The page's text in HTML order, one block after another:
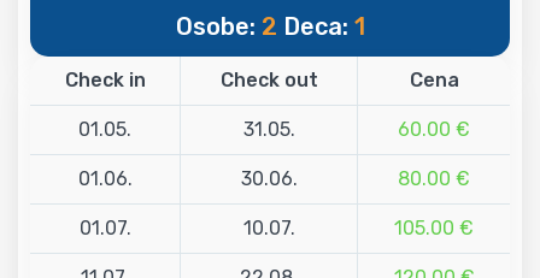
Osobe: 2 Deca: 1
Check in Check out Cena
01.05. 31.05. 60.00 €
01.06. 30.06. 80.00 €
01.07. 10.07. 105.00 €